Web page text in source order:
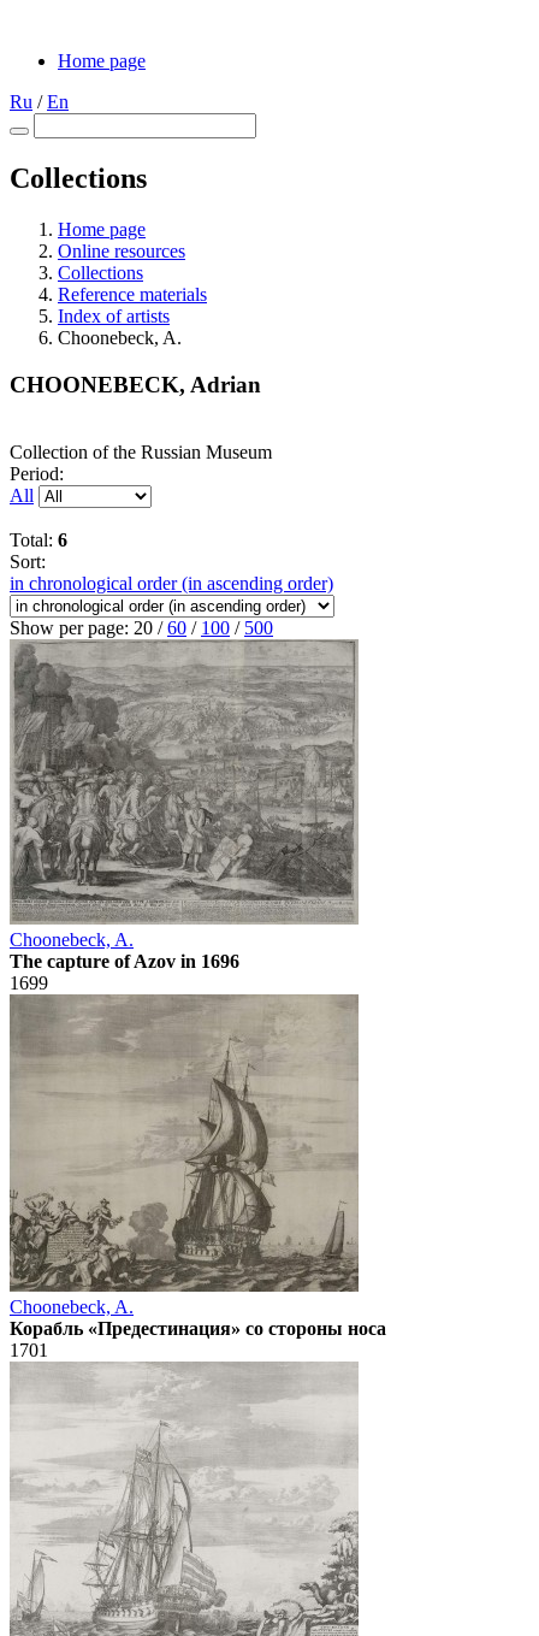
Home page
Ru /En
Collections
Home page
Online resources
Collections
Reference materials
Index of artists
Choonebeck, A.
CHOONEBECK, Adrian
Collection of the Russian Museum
Period:
All
Total: 6
Sort:
in chronological order (in ascending order)
Show per page: 20 /60 / 100 / 500
Choonebeck, A.
The capture of Azov in 1696
1699
Choonebeck, A.
Корабль «Предестинация» со стороны носа
1701